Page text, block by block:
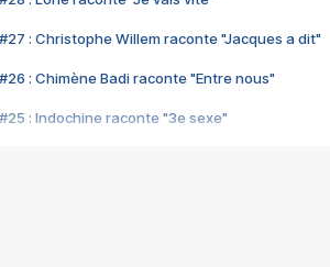
#27 : Christophe Willem raconte "Jacques a dit"
#26 : Chimène Badi raconte "Entre nous"
#25 : Indochine raconte "3e sexe"